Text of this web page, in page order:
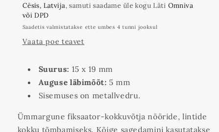
Cēsis, Latvija, samuti saadame üle kogu Läti Omniva
või DPD
Saadetis valmistatakse ette umbes 4 tunni jooksul
Vaata poe teavet
Suurus: 15 x 19 mm
Auguse läbimõõt: 5 mm
Sisemuses on metallvedru.
Ümmargune fiksaator-kokkuvõtja nööride, lintide
kokku tõmbamiseks. Kõige sagedamini kasutatakse